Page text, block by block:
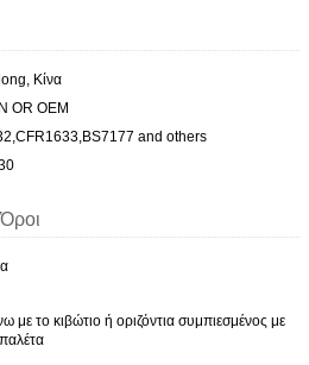
Κίνα
OR OEM
and others
με το κιβώτιο ή οριζόντια συμπιεσμένος με